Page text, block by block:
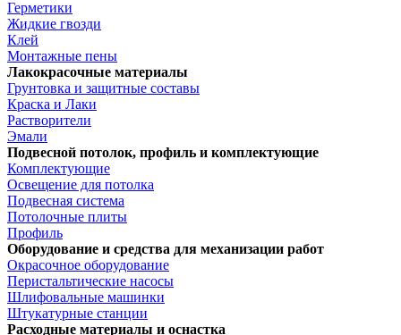
Герметики
Жидкие гвозди
Клей
Монтажные пены
Лакокрасочные материалы
Грунтовка и защитные составы
Краска и Лаки
Растворители
Эмали
Подвесной потолок, профиль и комплектующие
Комплектующие
Освещение для потолка
Подвесная система
Потолочные плиты
Профиль
Оборудование и средства для механизации работ
Окрасочное оборудование
Перистальтические насосы
Шлифовальные машинки
Штукатурные станции
Расходные материалы и оснастка